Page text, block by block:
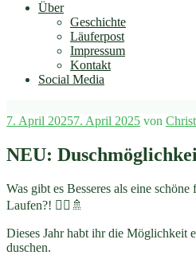
Über
Geschichte
Läuferpost
Impressum
Kontakt
Social Media
Veröffentlicht
7. April 20257. April 2025 von
NEU:
Was gibt es Besseres als eine
Laufen?! 🏃‍♂️🚿
Dieses Jahr habt ihr die Möglichkeit
duschen.